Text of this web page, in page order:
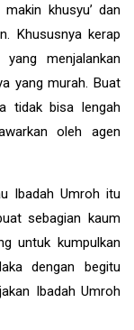
khusyu’ dan
Khususnya kerap
menjalankan
yang murah. Buat
tidak bisa lengah
oleh agen
Ibadah Umroh itu
sebagian kaum
untuk kumpulkan
dengan begitu
Ibadah Umroh